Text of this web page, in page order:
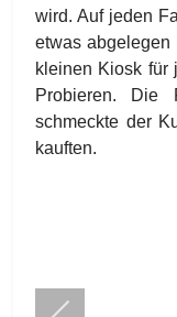
wird. Auf jeden
etwas abgelegen
kleinen Kiosk für
Probieren. Die
schmeckte der
kauften.